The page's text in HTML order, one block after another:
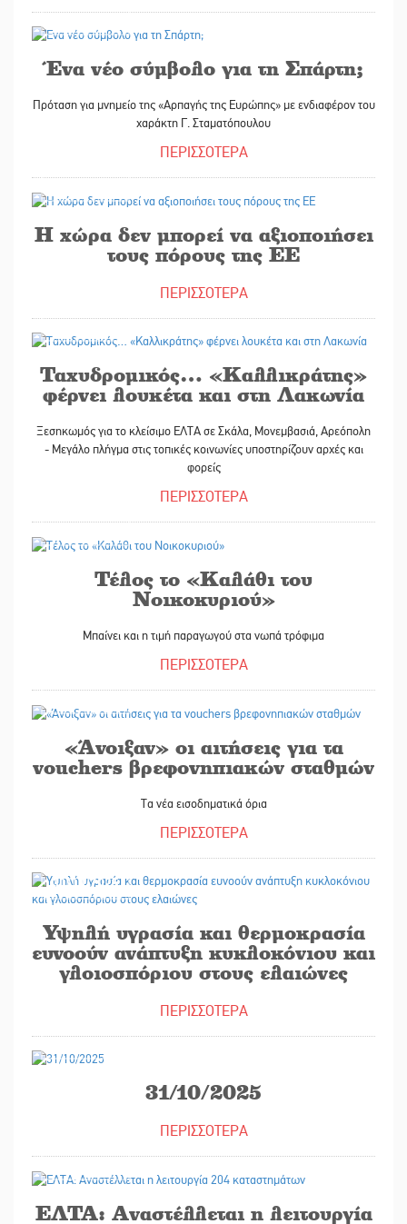
Ένα νέο σύμβολο για τη Σπάρτη;
Πρόταση για μνημείο της«Αρπαγής της Ευρώπης» με ενδιαφέρον του
χαράκτη Γ. Σταματόπουλου
ΠΕΡΙΣΣΟΤΕΡΑ
Η χώρα δεν μπορεί να αξιοποιήσει
τους πόρους της ΕΕ
ΠΕΡΙΣΣΟΤΕΡΑ
Ταχυδρομικός… «Καλλικράτης»
φέρνει λουκέτα και στη Λακωνία
Ξεσηκωμός για το κλείσιμο ΕΛΤΑ σε Σκάλα, Μονεμβασιά, Αρεόπολη
- Μεγάλο πλήγμα στις τοπικές κοινωνίες υποστηρίζουν αρχές και
φορείς
ΠΕΡΙΣΣΟΤΕΡΑ
Τέλος το «Καλάθι του
Νοικοκυριού»
Μπαίνει και η τιμή παραγωγού στα νωπά τρόφιμα
ΠΕΡΙΣΣΟΤΕΡΑ
«Άνοιξαν» οι αιτήσεις για τα
vouchers βρεφονηπιακών σταθμών
Τα νέα εισοδηματικά όρια
ΠΕΡΙΣΣΟΤΕΡΑ
31/10/2025
Υψηλή υγρασία και θερμοκρασία
ευνοούν ανάπτυξη κυκλοκόνιου και
γλοιοσπόριου στους ελαιώνες
ΠΕΡΙΣΣΟΤΕΡΑ
31/10/2025
ΠΕΡΙΣΣΟΤΕΡΑ
ΕΛΤΑ: Αναστέλλεται η λειτουργία